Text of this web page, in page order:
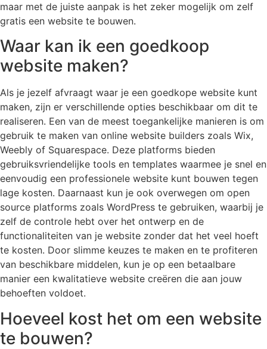
maar met de juiste aanpak is het zeker mogelijk om zelf
gratis een website te bouwen.
Waar kan ik een goedkoop
website maken?
Als je jezelf afvraagt waar je een goedkope website kunt
maken, zijn er verschillende opties beschikbaar om dit te
realiseren. Een van de meest toegankelijke manieren is om
gebruik te maken van online website builders zoals Wix,
Weebly of Squarespace. Deze platforms bieden
gebruiksvriendelijke tools en templates waarmee je snel en
eenvoudig een professionele website kunt bouwen tegen
lage kosten. Daarnaast kun je ook overwegen om open
source platforms zoals WordPress te gebruiken, waarbij je
zelf de controle hebt over het ontwerp en de
functionaliteiten van je website zonder dat het veel hoeft
te kosten. Door slimme keuzes te maken en te profiteren
van beschikbare middelen, kun je op een betaalbare
manier een kwalitatieve website creëren die aan jouw
behoeften voldoet.
Hoeveel kost het om een website
te bouwen?